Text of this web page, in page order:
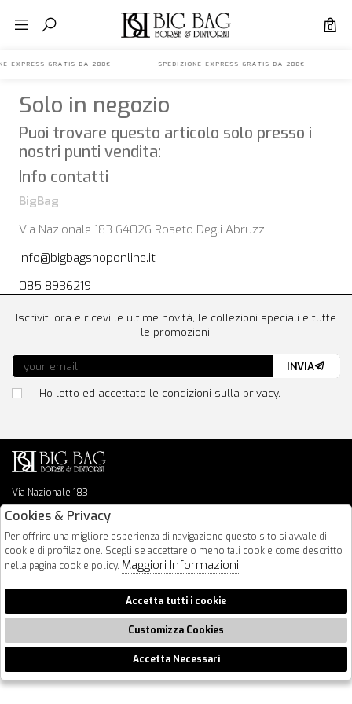
0
EXPRESS GRATIS DA 200€ SPEDIZIONE EXPRESS GRATIS DA
Solo in negozio
Puoi trovare questo articolo solo presso i
nostri punti vendita:
Info contatti
BigBag
Via Nazionale 183 64026 Roseto Degli Abruzzi
info@bigbagshoponline.it
085 8936219
Via Nazionale 183
64026 Roseto Degli Abruzzi
info@bigbagshoponline.it
follow us
Iscriviti ora e ricevi le ultime novità, le collezioni speciali e tutte
le promozioni.
Ho letto ed accettato le condizioni sulla privacy.
INVIA
2026 BigBag - P.iva : 00916940679 Powered by
🍪
Cookies & Privacy
Per offrire una migliore esperienza di navigazione questo sito si avvale di
cookie di profilazione. Scegli se accettare o meno tali cookie come descritto
nella pagina cookie policy. Maggiori Informazioni
Accetta tutti i cookie
Customizza Cookies
Accetta Necessari